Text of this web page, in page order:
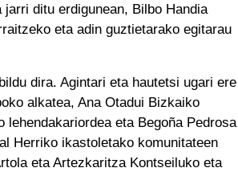
ditu erdigunean, Bilbo Handia
eta adin guztietarako egitarau
dira. Agintari eta hautetsi ugari ere
alkatea, Ana Otadui Bizkaiko
eta Begoña Pedrosa
Herriko ikastoletako komunitateen
eta Artezkaritza Kontseiluko eta